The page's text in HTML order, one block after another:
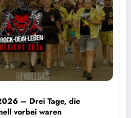
– Drei Tage, die
vorbei waren